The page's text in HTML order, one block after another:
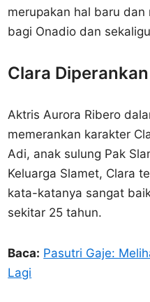
merupakan hal baru
bagi Onadio dan
Clara
Aktris Aurora Ribero
memerankan karakter
Adi, anak sulung Pak
Keluarga Slamet, Clara
kata-katanya sangat
sekitar 25 tahun.
Baca: Pasutri Gaje:
Lagi